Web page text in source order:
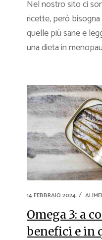
Nel nostro sito ci
ricette, però
quelle più sane e
una dieta in
14 FEBBRAIO 2024
Omega 3: a
benefici e in